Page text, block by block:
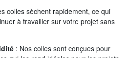
colles sèchent rapidement, ce qui
à travailler sur votre projet sans
: Nos colles sont conçues pour